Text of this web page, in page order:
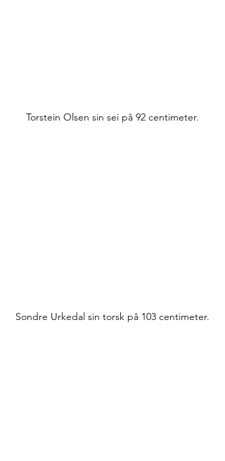
Torstein Olsen sin sei på 92 centimeter.
Sondre Urkedal sin torsk på 103 centimeter.